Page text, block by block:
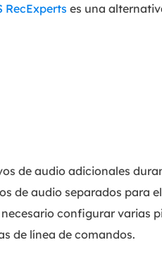
RecExperts es una
de audio adicionales
de audio separados para el
configurar varias
de línea de comandos.